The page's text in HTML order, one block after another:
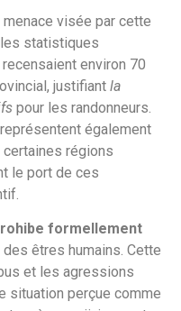
visée par cette
statistiques
environ 70
justifiant la
pour les randonneurs.
également
régions
le port de ces
formellement
êtres humains. Cette
et les agressions
situation perçue comme